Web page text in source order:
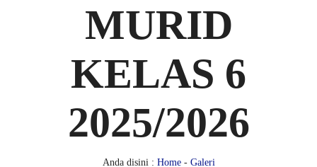
MURID
KELAS 6
2025/2026
Anda disini : Home- Galeri